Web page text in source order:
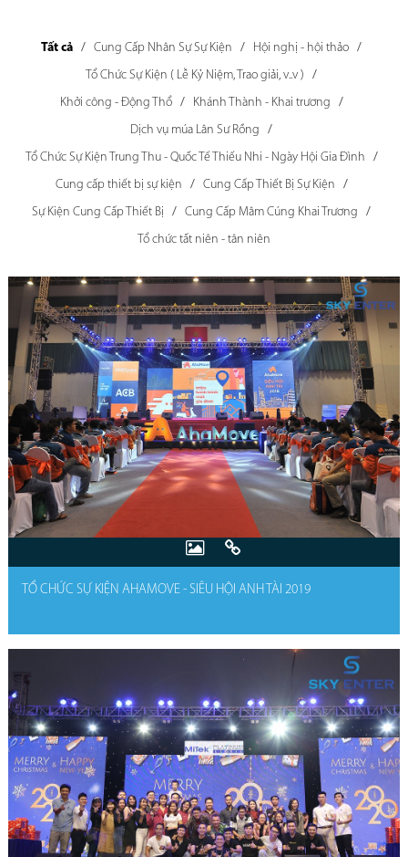
Tất cả Cung Cấp Nhân Sự Sự Kiện
Hội nghị - hội thảo
Tổ Chức Sự Kiện ( Lễ Kỷ Niệm, Trao giải, v..v )
Khởi công - Động Thổ
Khánh Thành - Khai trương
Dịch vụ múa Lân Sư Rồng
Tổ Chức Sự Kiện Trung Thu - Quốc Tế Thiếu Nhi - Ngày Hội Gia Đình
Cung cấp thiết bị sự kiện
Cung Cấp Thiết Bị Sự Kiện
Sự Kiện Cung Cấp Thiết Bị
Cung Cấp Mâm Cúng Khai Trương
Tổ chức tất niên - tân niên
TỔ CHỨC SỰ KIỆN AHAMOVE - SIÊU HỘI ANH TÀI 2019